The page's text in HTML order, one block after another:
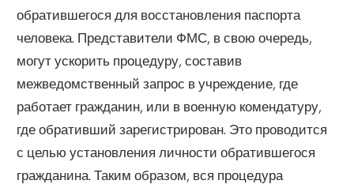
обратившегося для восстановления паспорта
человека. Представители ФМС, в свою очередь,
могут ускорить процедуру, составив
межведомственный запрос в учреждение, где
работает гражданин, или в военную комендатуру,
где обративший зарегистрирован. Это проводится
с целью установления личности обратившегося
гражданина. Таким образом, вся процедура